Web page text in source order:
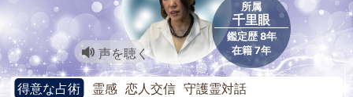
所属
千里眼
鑑定歴 8年
在籍 7年
声を聴く
得意な占術
霊感 恋人交信 守護霊対話